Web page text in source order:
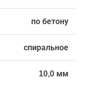
по бетону
спиральное
10,0 мм